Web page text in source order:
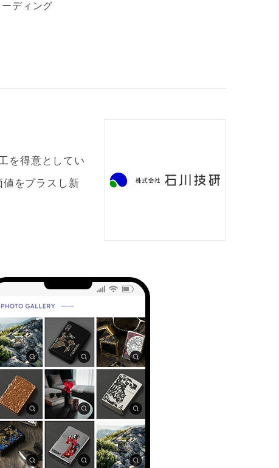
ディング
を得意としてい
をプラスし新